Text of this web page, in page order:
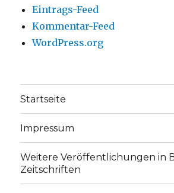
Eintrags-Feed
Kommentar-Feed
WordPress.org
Startseite
Impressum
Weitere Veröffentlichungen in
Zeitschriften